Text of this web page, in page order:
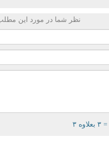
نظر شما در مورد این
= ۳ بعلاوه ۳